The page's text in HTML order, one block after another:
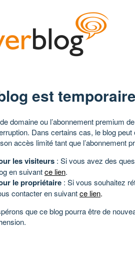
est
domaine ou l’abonnement premium
Dans certains cas, le blog
accès limité tant que l’abonnement
les visiteurs : Si vous avez des
en suivantce lien.
le propriétaire : Si vous souhaitez
contacter en suivantce lien.
que ce blog pourra être de